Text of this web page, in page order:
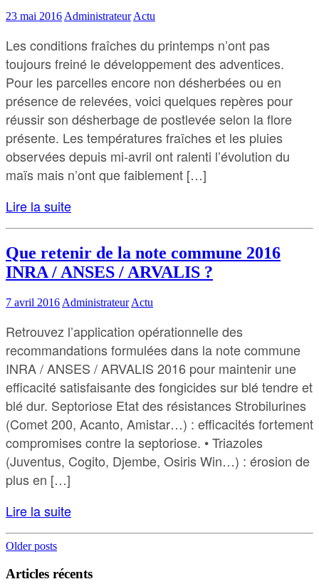
23 mai 2016 Administrateur Actu
Les conditions fraîches du printemps n’ont pas
toujours freiné le développement des adventices.
Pour les parcelles encore non désherbées ou en
présence de relevées, voici quelques repères pour
réussir son désherbage de postlevée selon la flore
présente. Les températures fraîches et les pluies
observées depuis mi-avril ont ralenti l’évolution du
maïs mais n’ont que faiblement […]
Lire la suite
Que retenir de la note commune 2016
INRA / ANSES / ARVALIS ?
7 avril 2016 Administrateur Actu
Retrouvez l’application opérationnelle des
recommandations formulées dans la note commune
INRA / ANSES / ARVALIS 2016 pour maintenir une
efficacité satisfaisante des fongicides sur blé tendre et
blé dur. Septoriose Etat des résistances Strobilurines
(Comet 200, Acanto, Amistar…) : efficacités fortement
compromises contre la septoriose. • Triazoles
(Juventus, Cogito, Djembe, Osiris Win…) : érosion de
plus en […]
Lire la suite
Posts
Older posts
Articles récents